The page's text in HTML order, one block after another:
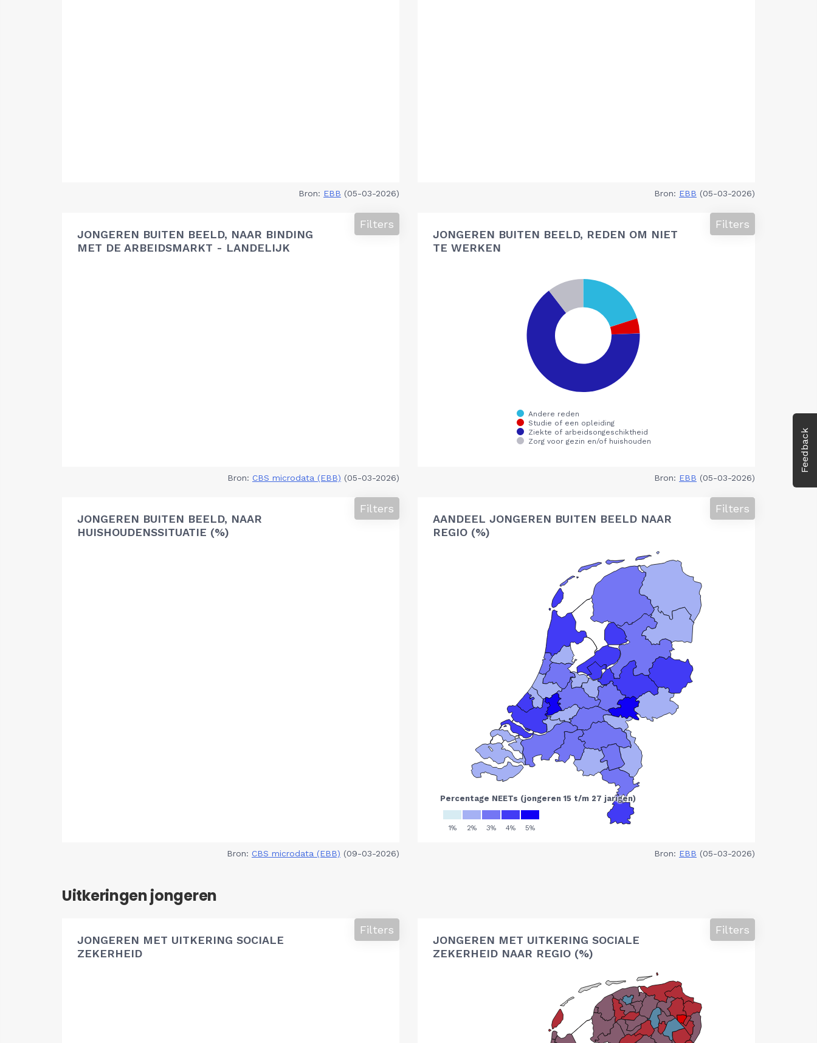
Feedback
Bron: EBB (05-03-2026) Bron: EBB (05-03-2026)
JONGEREN BUITEN BEELD, NAAR BINDING
MET DE ARBEIDSMARKT - LANDELIJK
Filters
Bron: CBS microdata (EBB) (05-03-2026)
JONGEREN BUITEN BEELD, REDEN OM NIET
TE WERKEN
Filters
Bron: EBB (05-03-2026)
JONGEREN BUITEN BEELD, NAAR
HUISHOUDENSSITUATIE (%)
Filters
Bron: CBS microdata (EBB) (09-03-2026)
AANDEEL JONGEREN BUITEN BEELD NAAR
REGIO (%)
Filters
Bron: EBB (05-03-2026)
Uitkeringen jongeren
JONGEREN MET UITKERING SOCIALE
ZEKERHEID
Filters
JONGEREN MET UITKERING SOCIALE
ZEKERHEID NAAR REGIO (%)
Filters